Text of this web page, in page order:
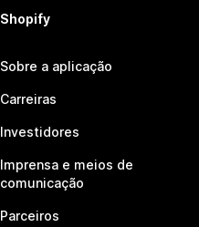
Shopify
Sobre a aplicação
Carreiras
Investidores
Imprensa e meios de
comunicação
Parceiros